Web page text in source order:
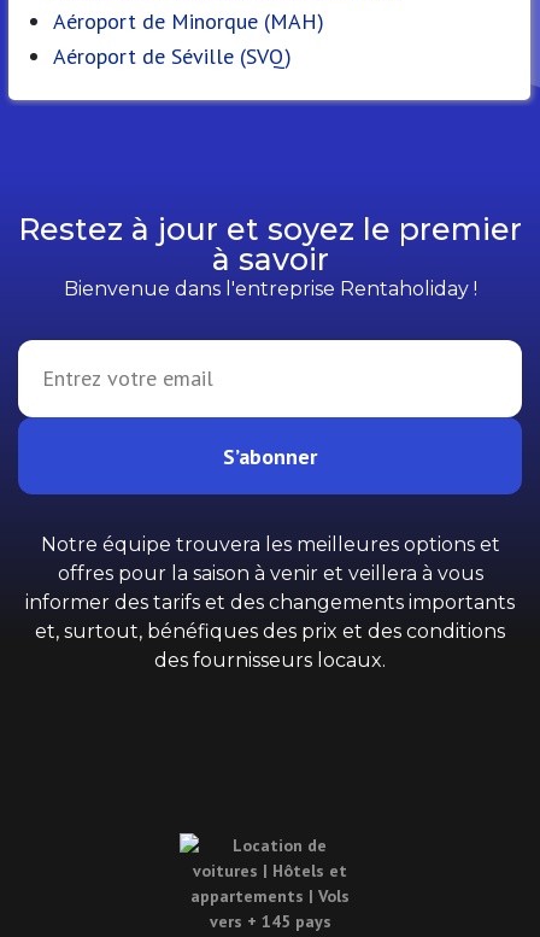
Aéroport de Minorque (MAH)
Aéroport de Séville (SVQ)
Restez à jour et soyez le premier
à savoir
Bienvenue dans l'entreprise Rentaholiday !
S’abonner
Notre équipe trouvera les meilleures options et
offres pour la saison à venir et veillera à vous
informer des tarifs et des changements importants
et, surtout, bénéfiques des prix et des conditions
des fournisseurs locaux.